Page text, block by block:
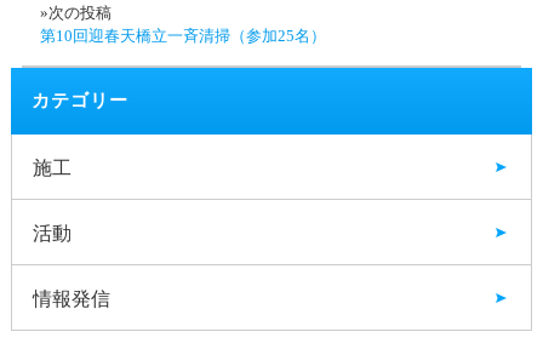
»次の投稿
第10回迎春天橋立一斉清掃（参加25名）
カテゴリー
施工
活動
情報発信